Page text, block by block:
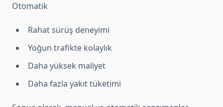
Otomatik
Rahat sürüş deneyimi
Yoğun trafikte kolaylık
Daha yüksek maliyet
Daha fazla yakıt tüketimi